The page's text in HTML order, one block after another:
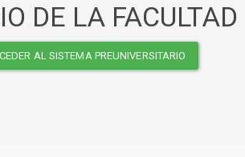
DE LA
AL SISTEMA PREUNIVERSITARIO